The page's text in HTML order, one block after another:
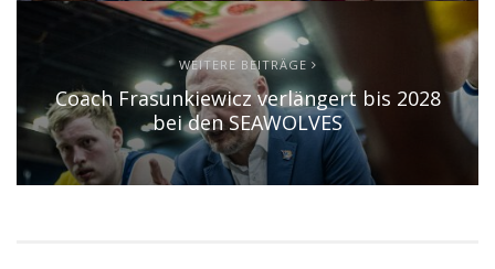
WEITERE BEITRÄGE
Coach Frasunkiewicz verlängert bis 2028
bei den SEAWOLVES